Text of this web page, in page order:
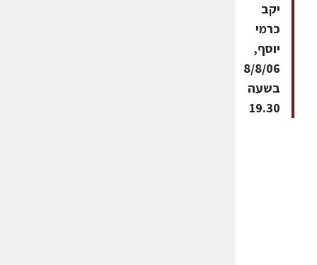
יקב
כרמי
יוסף,
8/8/06
בשעה
19.30